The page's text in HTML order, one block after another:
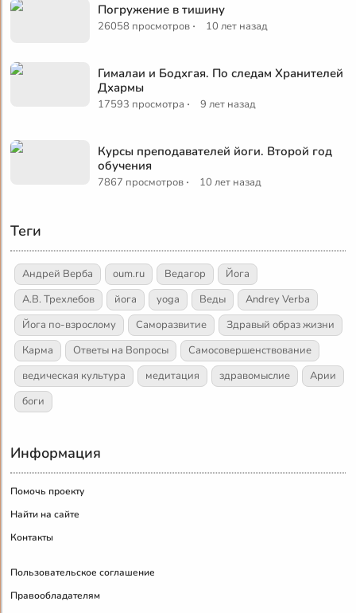
Погружение в тишину
26058 просмотров · 10 лет назад
Гималаи и Бодхгая. По следам Хранителей
Дхармы
17593 просмотра · 9 лет назад
Курсы преподавателей йоги. Второй год
обучения
7867 просмотров · 10 лет назад
Теги
Андрей Верба oum.ru Ведагор
Йога
А.В. Трехлебов
йога yoga Веды
Andrey Verba
Йога по-взрослому
Саморазвитие
Здравый образ жизни
Карма
Ответы на Вопросы
Самосовершенствование
ведическая культура
медитация здравомыслие
Арии
боги
Информация
Помочь проекту
Найти на сайте
Контакты
Пользовательское соглашение
Правообладателям